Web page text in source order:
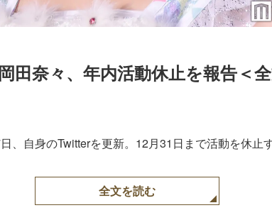
田奈々、年内活動休止を報告＜
、自身のTwitterを更新。12月31日まで活動を休止
全文を読む